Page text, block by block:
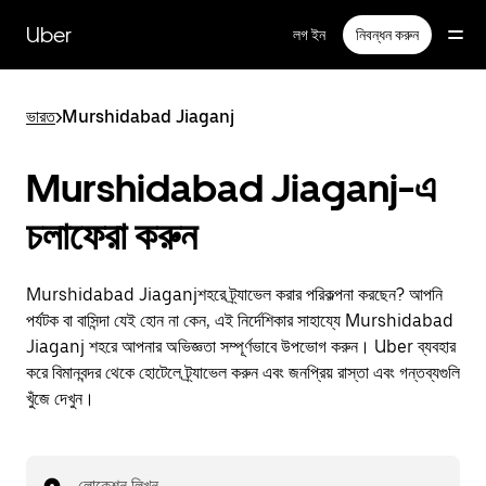
প্রধান
বিষয়সূচিতে
Uber লগ ইন নিবন্ধন করুন
ভারত>Murshidabad Jiaganj
Murshidabad Jiaganj-এ
চলাফেরা করুন
Murshidabad Jiaganjশহরে ট্র্যাভেল করার পরিকল্পনা করছেন? আপনি
পর্যটক বা বাসিন্দা যেই হোন না কেন, এই নির্দেশিকার সাহায্যে Murshidabad
Jiaganj শহরে আপনার অভিজ্ঞতা সম্পূর্ণভাবে উপভোগ করুন। Uber ব্যবহার
করে বিমানবন্দর থেকে হোটেলে ট্র্যাভেল করুন এবং জনপ্রিয় রাস্তা এবং গন্তব্যগুলি
খুঁজে দেখুন।